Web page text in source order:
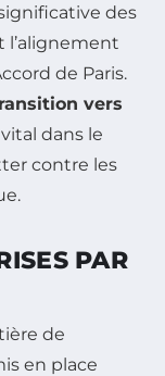
des
l’alignement
de Paris.
vers
dans le
contre les
PAR
de
en place